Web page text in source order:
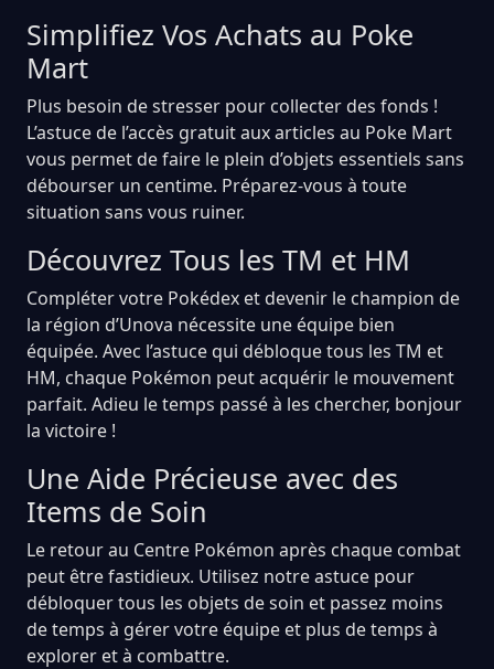
Simplifiez Vos Achats au Poke
Mart
Plus besoin de stresser pour collecter des fonds !
L’astuce de l’accès gratuit aux articles au Poke Mart
vous permet de faire le plein d’objets essentiels sans
débourser un centime. Préparez-vous à toute
situation sans vous ruiner.
Découvrez Tous les TM et HM
Compléter votre Pokédex et devenir le champion de
la région d’Unova nécessite une équipe bien
équipée. Avec l’astuce qui débloque tous les TM et
HM, chaque Pokémon peut acquérir le mouvement
parfait. Adieu le temps passé à les chercher, bonjour
la victoire !
Une Aide Précieuse avec des
Items de Soin
Le retour au Centre Pokémon après chaque combat
peut être fastidieux. Utilisez notre astuce pour
débloquer tous les objets de soin et passez moins
de temps à gérer votre équipe et plus de temps à
explorer et à combattre.